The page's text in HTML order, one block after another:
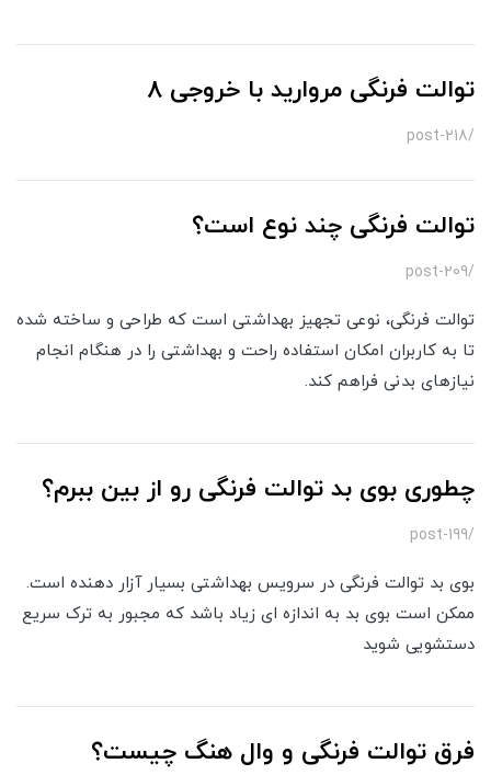
توالت فرنگی مروارید با خروجی 8
/post-218
توالت فرنگی چند نوع است؟
/post-209
توالت فرنگی، نوعی تجهیز بهداشتی است که طراحی و ساخته شده
تا به کاربران امکان استفاده راحت و بهداشتی را در هنگام انجام
نیازهای بدنی فراهم کند.
چطوری بوی بد توالت فرنگی رو از بین ببرم؟
/post-199
بوی بد توالت فرنگی در سرویس بهداشتی بسیار آزار دهنده است.
ممکن است بوی بد به اندازه ای زیاد باشد که مجبور به ترک سریع
دستشویی شوید
فرق توالت فرنگی و وال هنگ چیست؟